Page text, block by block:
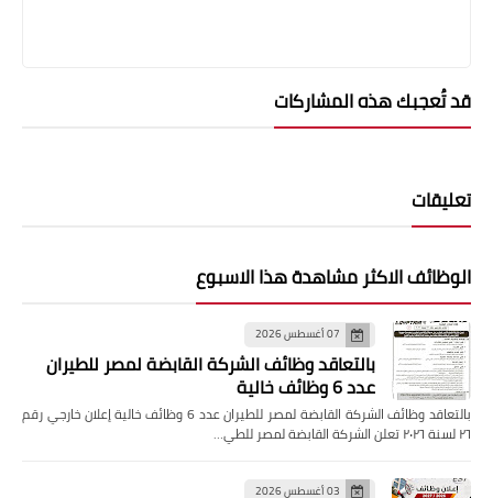
قد تُعجبك هذه المشاركات
تعليقات
الوظائف الاكثر مشاهدة هذا الاسبوع
07 أغسطس 2026
بالتعاقد وظائف الشركة القابضة لمصر للطيران
عدد 6 وظائف خالية
بالتعاقد وظائف الشركة القابضة لمصر للطيران عدد 6 وظائف خالية إعلان خارجي رقم
٢٦ لسنة ٢٠٢٦ تعلن الشركة القابضة لمصر للطي…
03 أغسطس 2026